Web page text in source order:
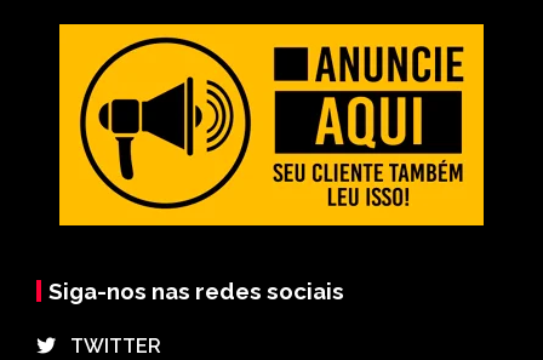
Siga-nos nas redes sociais
⠀TWITTER